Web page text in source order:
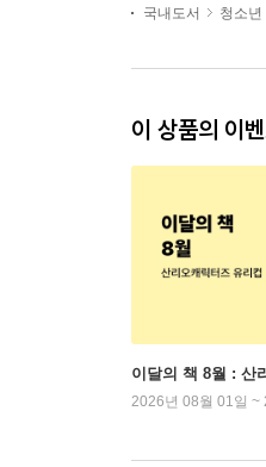
국내도서 청소년
이 상품의 이
이달의 책 8월 : 산
2026년 08월 01일 ~